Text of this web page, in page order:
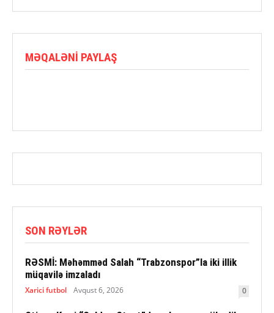
MƏQALƏNI PAYLAŞ
SON RƏYLƏR
RƏSMİ: Məhəmməd Salah “Trabzonspor”la iki illik
müqavilə imzaladı
Xarici futbol Avqust 6, 2026 0